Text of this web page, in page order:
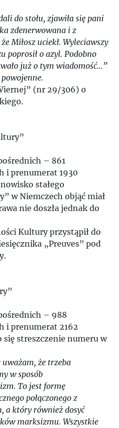
1990
1991
1992
1996
1997
1998
2001
2004
do stołu, zjawiła się pani
zdenerwowana i z
Miłosz uciekł. Wyleciawszy
poprosił o azyl. Podobno
już o tym wiadomość...”
(nr 29/306) o
– 861
i prenumerat 1930
stałego
w Niemczech objąć miał
nie doszła jednak do
Kultury przystąpił do
„Preuves” pod
– 988
i prenumerat 2162
się streszczenie numeru w
uważam, że trzeba
w sposób
To jest formę
połączonego z
a który również dosyć
marksizmu. Wszystkie